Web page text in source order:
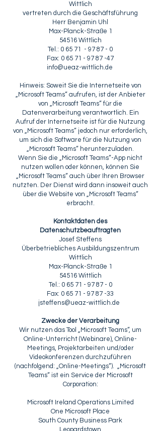
Wittlich
vertreten durch die Geschäftsführung
Herr Benjamin Uhl
Max-Planck-Straße 1
54516 Wittlich
Tel.: 0 65 71 - 97 87 - 0
Fax: 0 65 71 - 97 87 -47
info@ueaz-wittlich.de
Hinweis: Soweit Sie die Internetseite von
„Microsoft Teams“ aufrufen, ist der Anbieter
von „Microsoft Teams“ für die
Datenverarbeitung verantwortlich. Ein
Aufruf der Internetseite ist für die Nutzung
von „Microsoft Teams“ jedoch nur erforderlich,
um sich die Software für die Nutzung von
„Microsoft Teams“ herunterzuladen.
Wenn Sie die „Microsoft Teams“-App nicht
nutzen wollen oder können, können Sie
„Microsoft Teams“ auch über Ihren Browser
nutzten. Der Dienst wird dann insoweit auch
über die Website von „Microsoft Teams“
erbracht.
Kontaktdaten des
Datenschutzbeauftragten
Josef Steffens
Überbetriebliches Ausbildungszentrum
Wittlich
Max-Planck-Straße 1
54516 Wittlich
Tel.: 0 65 71 - 97 87 - 0
Fax: 0 65 71 - 97 87 -33
jsteffens@ueaz-wittlich.de
Zwecke der Verarbeitung
Wir nutzen das Tool „Microsoft Teams“, um
Online-Unterricht (Webinare), Online-
Meetings, Projektarbeiten und/oder
Videokonferenzen durchzuführen
(nachfolgend: „Online-Meetings“). „Microsoft
Teams“ ist ein Service der Microsoft
Corporation:
Microsoft Ireland Operations Limited
One Microsoft Place
South County Business Park
Leopardstown